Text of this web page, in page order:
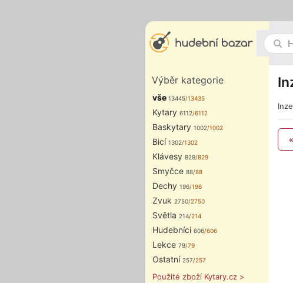
Výběr kategorie
vše 13445/13435
Kytary 6112/6112
Baskytary 1002/1002
Bicí 1302/1302
Klávesy 829/829
Smyčce 88/88
Dechy 196/196
Zvuk 2750/2750
Světla 214/214
Hudebníci 606/606
Lekce 79/79
Ostatní 257/257
Použité zboží Kytary.cz >